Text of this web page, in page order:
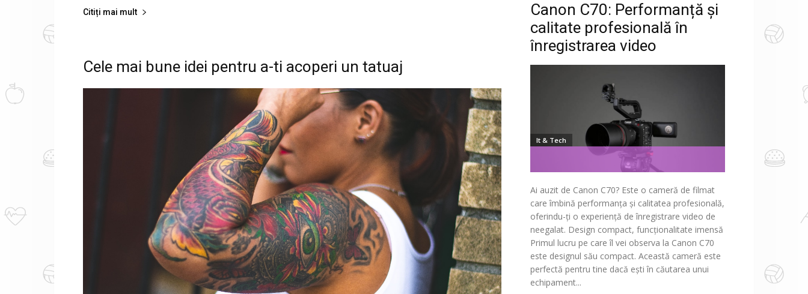
Citiți mai mult
Cele mai bune idei pentru a-ti acoperi un tatuaj
Canon C70: Performanță și
calitate profesională în
înregistrarea video
It & Tech
Ai auzit de Canon C70? Este o cameră de filmat
care îmbină performanța și calitatea profesională,
oferindu-ți o experiență de înregistrare video de
neegalat. Design compact, funcționalitate imensă
Primul lucru pe care îl vei observa la Canon C70
este designul său compact. Această cameră este
perfectă pentru tine dacă ești în căutarea unui
echipament...